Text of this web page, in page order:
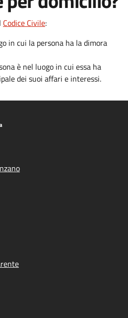
Codice Civile:
in cui la persona ha la dimora
è nel luogo in cui essa ha
dei suoi affari e interessi.